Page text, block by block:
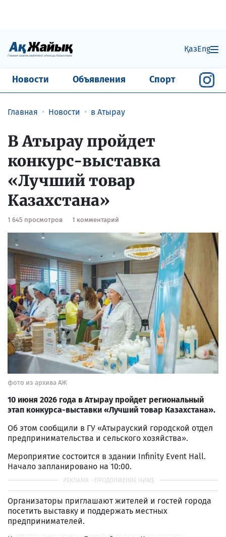
ҚазEng
Новости Объявления Спорт
Главная Новости в Атырау
В Атырау пройдет
конкурс-выставка
«Лучший товар
Казахстана»
1 645 просмотров 1 комментарий
фото из архива АЖ
10 июня 2026 года в Атырау пройдет региональный
этап конкурса-выставки «Лучший товар Казахстана».
Об этом сообщили в ГУ «Атырауский городской отдел
предпринимательства и сельского хозяйства».
Мероприятие состоится в здании Infinity Event Hall.
Начало запланировано на 10:00.
Организаторы приглашают жителей и гостей города
посетить выставку и поддержать местных
предпринимателей.